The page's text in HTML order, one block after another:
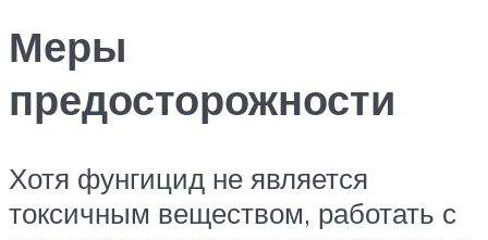
Меры
предосторожности
Хотя фунгицид не является
токсичным веществом, работать с